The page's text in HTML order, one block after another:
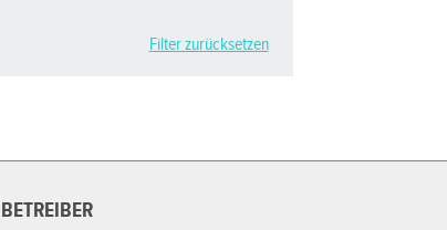
Filter zurücksetzen
BETREIBER